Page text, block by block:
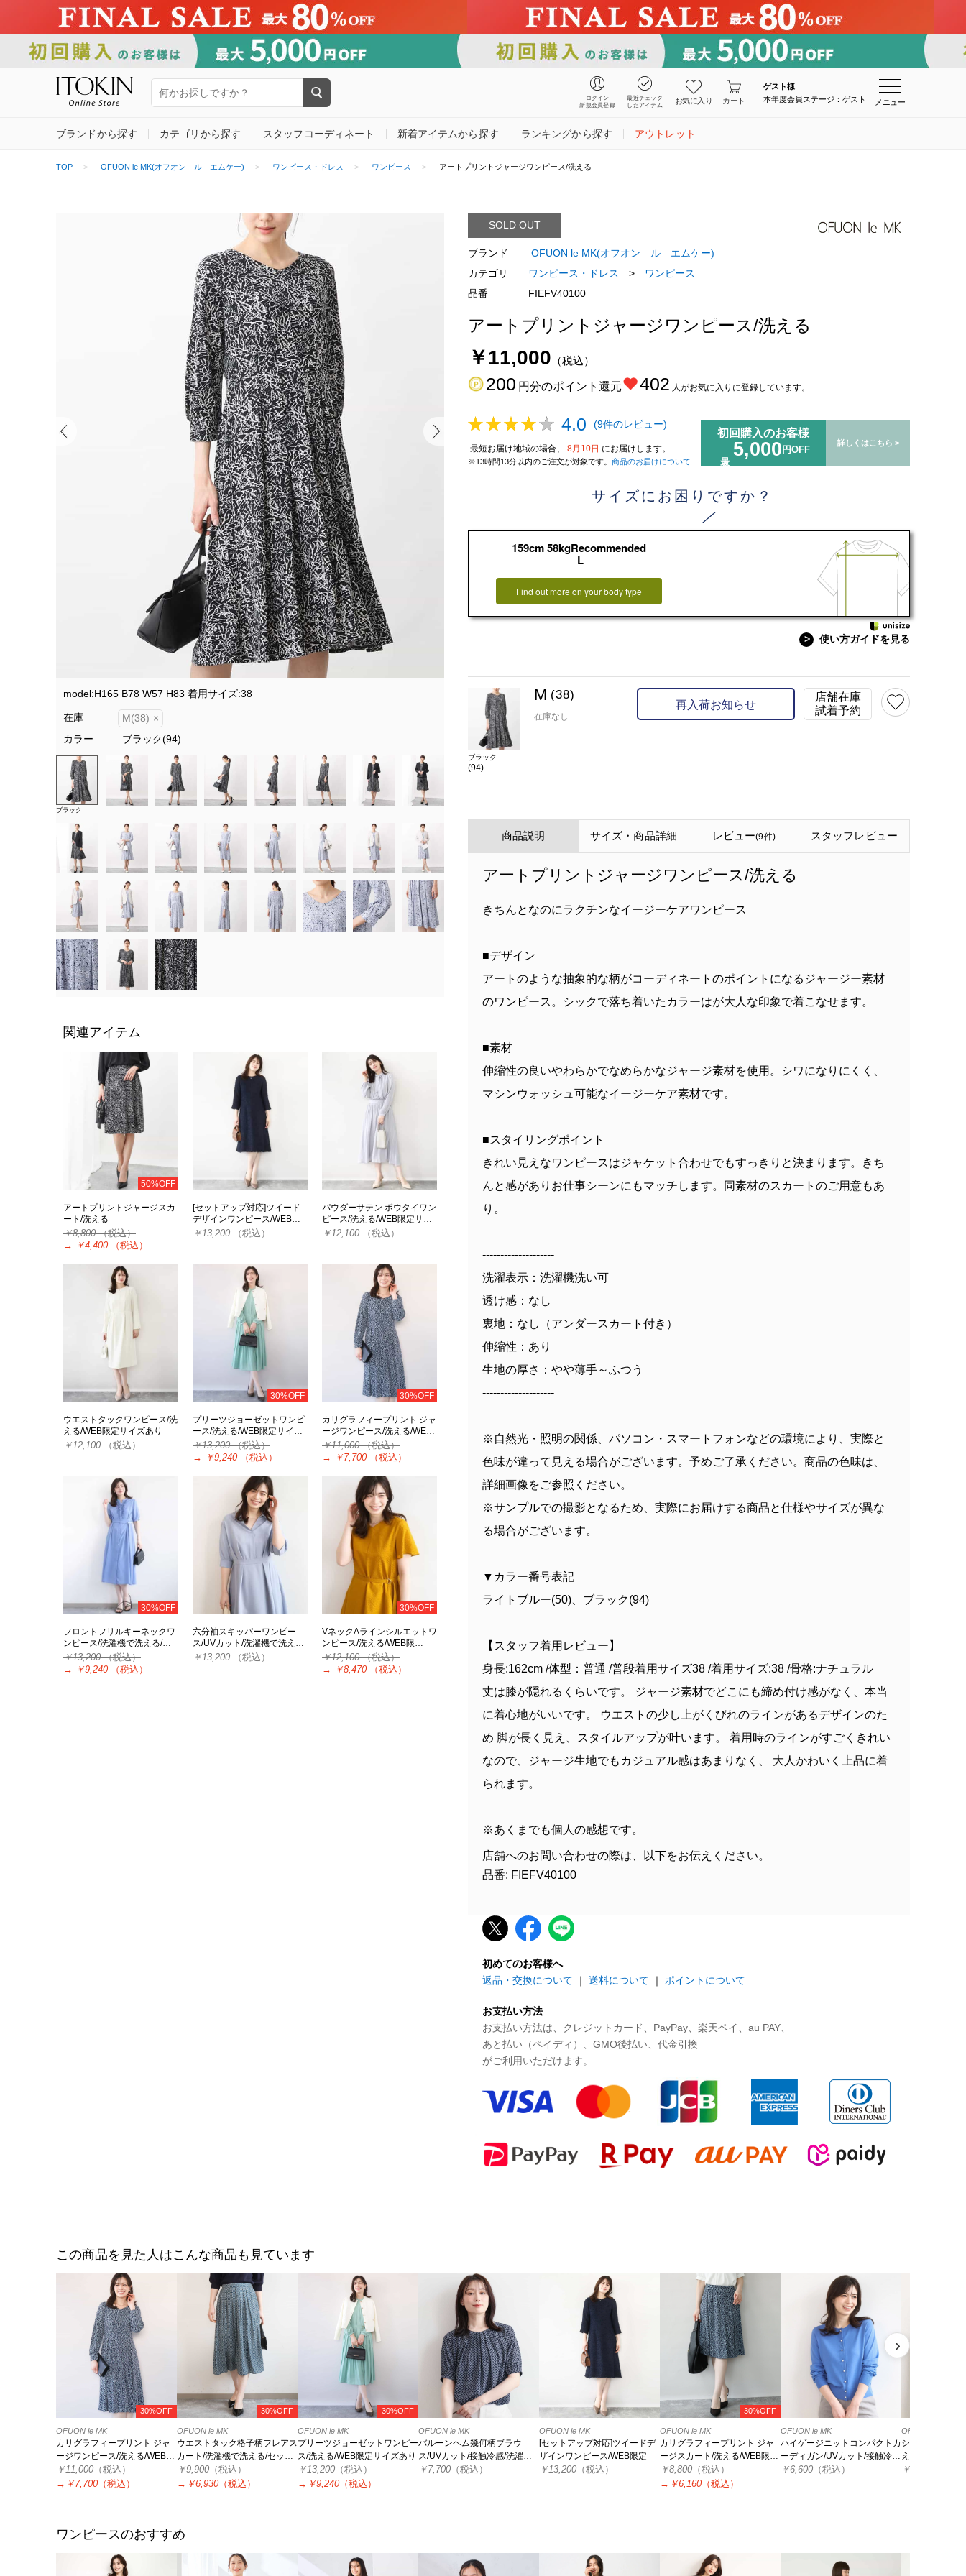
ログイン
新規会員登録
最近チェック
したアイテム
お気に入り カート
ゲスト様
本年度会員ステージ：ゲスト
メニュー
ブランドから探す カテゴリから探す スタッフコーディネート 新着アイテムから探す ランキングから探す アウトレット
TOP OFUON le MK(オフオン ル エムケー) ワンピース・ドレス ワンピース アートプリントジャージワンピース/洗える
model:H165 B78 W57 H83 着用サイズ:38
在庫 M(38) ×
カラー
ブラック(94)
model:H165 B78 W57 H83 着用サイズ:38 model:H165 B78 W57 H83
ブラック
関連アイテム
50%OFF
アートプリントジャージスカ
ート/洗える
￥8,800（税込）
→
￥4,400 （税込）
[セットアップ対応]ツイード
デザインワンピース/WEB…
￥13,200 （税込）
パウダーサテン ボウタイワン
ピース/洗える/WEB限定サ…
￥12,100 （税込）
ウエストタックワンピース/洗
える/WEB限定サイズあり
￥12,100 （税込）
30%OFF
プリーツジョーゼットワンピ
ース/洗える/WEB限定サイ…
￥13,200（税込）
→
￥9,240 （税込）
30%OFF
カリグラフィープリント ジャ
ージワンピース/洗える/WE…
￥11,000（税込）
→
￥7,700 （税込）
30%OFF
フロントフリルキーネックワ
ンピース/洗濯機で洗える/…
￥13,200（税込）
→
￥9,240 （税込）
六分袖スキッパーワンピー
ス/UVカット/洗濯機で洗え…
￥13,200 （税込）
30%OFF
VネックAラインシルエットワ
ンピース/洗える/WEB限…
￥12,100（税込）
→
￥8,470 （税込）
SOLD OUT
ブランド
OFUON le MK(オフオン ル エムケー)
カテゴリ
ワンピース・ドレス >
ワンピース
品番
FIEFV40100
アートプリントジャージワンピース/洗える
￥11,000 （税込）
200 円分のポイント還元 402 人がお気に入りに登録しています。
4.0 (9件のレビュー)
最短お届け地域の場合、 8月10日 にお届けします。
※13時間13分以内のご注文が対象です。 商品のお届けについて
初回購入のお客様
5,000 円OFF
詳しくはこちら >
サイズにお困りですか？
159cm 58kgRecommended
L
Find out more on your body type
> 使い方ガイドを見る
ブラック
(94)
M (38)
在庫なし
再入荷お知らせ
店舗在庫
試着予約
商品説明 サイズ・商品詳細 レビュー(9件) スタッフ レビュー
アートプリントジャージワンピース/洗える
きちんとなのにラクチンなイージーケアワンピース
■デザイン
アートのような抽象的な柄がコーディネートのポイントになるジャージー素材
のワンピース。シックで落ち着いたカラーはが大人な印象で着こなせます。
■素材
伸縮性の良いやわらかでなめらかなジャージ素材を使用。シワになりにくく、
マシンウォッシュ可能なイージーケア素材です。
■スタイリングポイント
きれい見えなワンピースはジャケット合わせでもすっきりと決まります。きち
んと感がありお仕事シーンにもマッチします。同素材のスカートのご用意もあ
り。
--------------------
洗濯表示：洗濯機洗い可
透け感：なし
裏地：なし（アンダースカート付き）
伸縮性：あり
生地の厚さ：やや薄手～ふつう
--------------------
※自然光・照明の関係、パソコン・スマートフォンなどの環境により、実際と
色味が違って見える場合がございます。予めご了承ください。商品の色味は、
詳細画像をご参照ください。
※サンプルでの撮影となるため、実際にお届けする商品と仕様やサイズが異な
る場合がございます。
▼カラー番号表記
ライトブルー(50)、ブラック(94)
【スタッフ着用レビュー】
身長:162cm /体型：普通 /普段着用サイズ38 /着用サイズ:38 /骨格:ナチュラル
丈は膝が隠れるくらいです。 ジャージ素材でどこにも締め付け感がなく、本当
に着心地がいいです。 ウエストの少し上がくびれのラインがあるデザインのた
め 脚が長く見え、スタイルアップが叶います。 着用時のラインがすごくきれい
なので、ジャージ生地でもカジュアル感はあまりなく、 大人かわいく上品に着
られます。
※あくまでも個人の感想です。
店舗へのお問い合わせの際は、以下をお伝えください。
品番: FIEFV40100
初めてのお客様へ
返品・交換について ｜ 送料について ｜ ポイントについて
お支払い方法
お支払い方法は、クレジットカード、PayPay、楽天ペイ、au PAY、
あと払い（ペイディ）、GMO後払い、代金引換
がご利用いただけます。
この商品を見た人はこんな商品も見ています
30%OFF
OFUON le MK
カリグラフィープリント ジャ
ージワンピース/洗える/WEB限
定サイズあり
￥11,000 （税込）
→ ￥7,700 （税込）
30%OFF
OFUON le MK
ウエストタック格子柄フレアス
カート/洗濯機で洗える/セット
アップ可
￥9,900 （税込）
→ ￥6,930 （税込）
30%OFF
OFUON le MK
プリーツジョーゼットワンピー
ス/洗える/WEB限定サイズあり
￥13,200 （税込）
→ ￥9,240 （税込）
OFUON le MK
バルーンヘム幾何柄ブラウ
ス/UVカット/接触冷感/洗濯機
で洗える/WEB限定サイズあり
￥7,700 （税込）
OFUON le MK
[セットアップ対応]ツイードデ
ザインワンピース/WEB限定
￥13,200 （税込）
30%OFF
OFUON le MK
カリグラフィープリント ジャ
ージスカート/洗える/WEB限定
サイズあり
￥8,800 （税込）
→ ￥6,160 （税込）
OFUON le MK
ハイゲージニットコンパクトカ
ーディガン/UVカット/接触冷
感/洗える/WEB限定サイズあり
￥6,600 （税込）
OFUON le MK
シアーニットカ
える/WEB限定
￥7,700
›
ワンピースのおすすめ